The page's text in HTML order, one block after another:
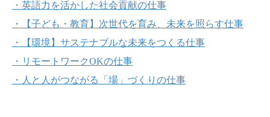
・英語力を活かした社会貢献の仕事
・【子ども・教育】次世代を育み、未来を照らす仕事
・【環境】サステナブルな未来をつくる仕事
・リモートワークOKの仕事
・人と人がつながる「場」づくりの仕事